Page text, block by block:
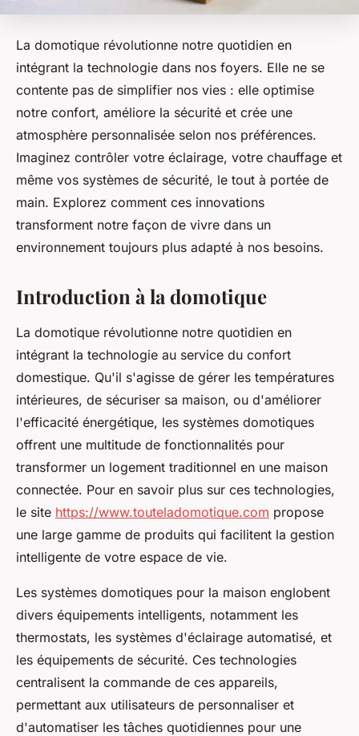
La domotique révolutionne notre quotidien en
intégrant la technologie dans nos foyers. Elle ne se
contente pas de simplifier nos vies : elle optimise
notre confort, améliore la sécurité et crée une
atmosphère personnalisée selon nos préférences.
Imaginez contrôler votre éclairage, votre chauffage et
même vos systèmes de sécurité, le tout à portée de
main. Explorez comment ces innovations
transforment notre façon de vivre dans un
environnement toujours plus adapté à nos besoins.
Introduction à la domotique
La domotique révolutionne notre quotidien en
intégrant la technologie au service du confort
domestique. Qu'il s'agisse de gérer les températures
intérieures, de sécuriser sa maison, ou d'améliorer
l'efficacité énergétique, les systèmes domotiques
offrent une multitude de fonctionnalités pour
transformer un logement traditionnel en une maison
connectée. Pour en savoir plus sur ces technologies,
le site https://www.touteladomotique.com propose
une large gamme de produits qui facilitent la gestion
intelligente de votre espace de vie.
Les systèmes domotiques pour la maison englobent
divers équipements intelligents, notamment les
thermostats, les systèmes d'éclairage automatisé, et
les équipements de sécurité. Ces technologies
centralisent la commande de ces appareils,
permettant aux utilisateurs de personnaliser et
d'automatiser les tâches quotidiennes pour une